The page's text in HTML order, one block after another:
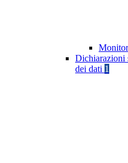
Dichiarazioni
dei dati 1